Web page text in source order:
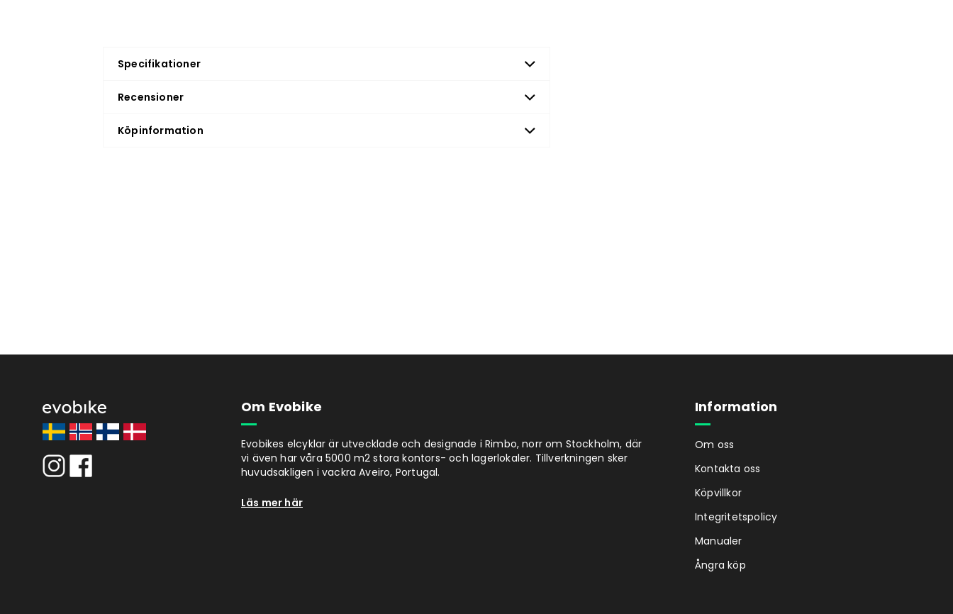
Specifikationer
Recensioner
Köpinformation
Om Evobike
Evobikes elcyklar är utvecklade och designade i Rimbo, norr om Stockholm, där
vi även har våra 5000 m2 stora kontors- och lagerlokaler. Tillverkningen sker
huvudsakligen i vackra Aveiro, Portugal.
Läs mer här
Information
Om oss
Kontakta oss
Köpvillkor
Integritetspolicy
Manualer
Ångra köp